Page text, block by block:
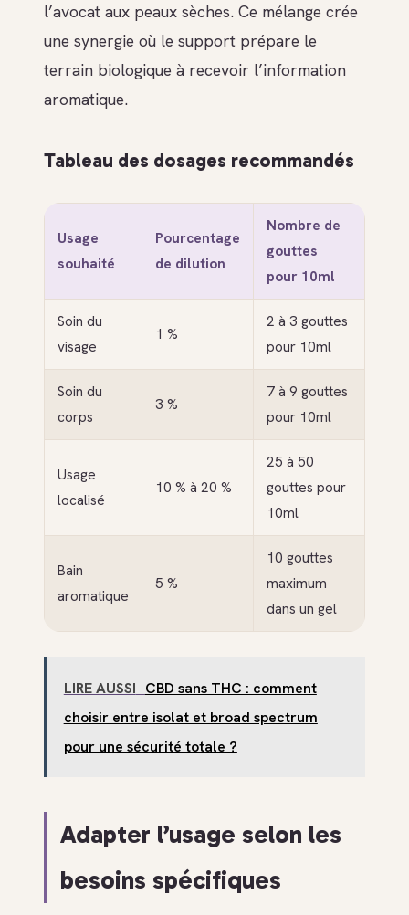
l’avocat aux peaux sèches. Ce mélange crée
une synergie où le support prépare le
terrain biologique à recevoir l’information
aromatique.
Tableau des dosages recommandés
Usage
souhaité
Pourcentage
de dilution
Nombre de
gouttes
pour 10ml
Soin du
visage
1 %
2 à 3 gouttes
pour 10ml
Soin du
corps
3 %
7 à 9 gouttes
pour 10ml
Usage
localisé
10 % à 20 %
25 à 50
gouttes pour
10ml
Bain
aromatique
5 %
10 gouttes
maximum
dans un gel
LIRE AUSSI CBD sans THC : comment
choisir entre isolat et broad spectrum
pour une sécurité totale ?
Adapter l’usage selon les
besoins spécifiques